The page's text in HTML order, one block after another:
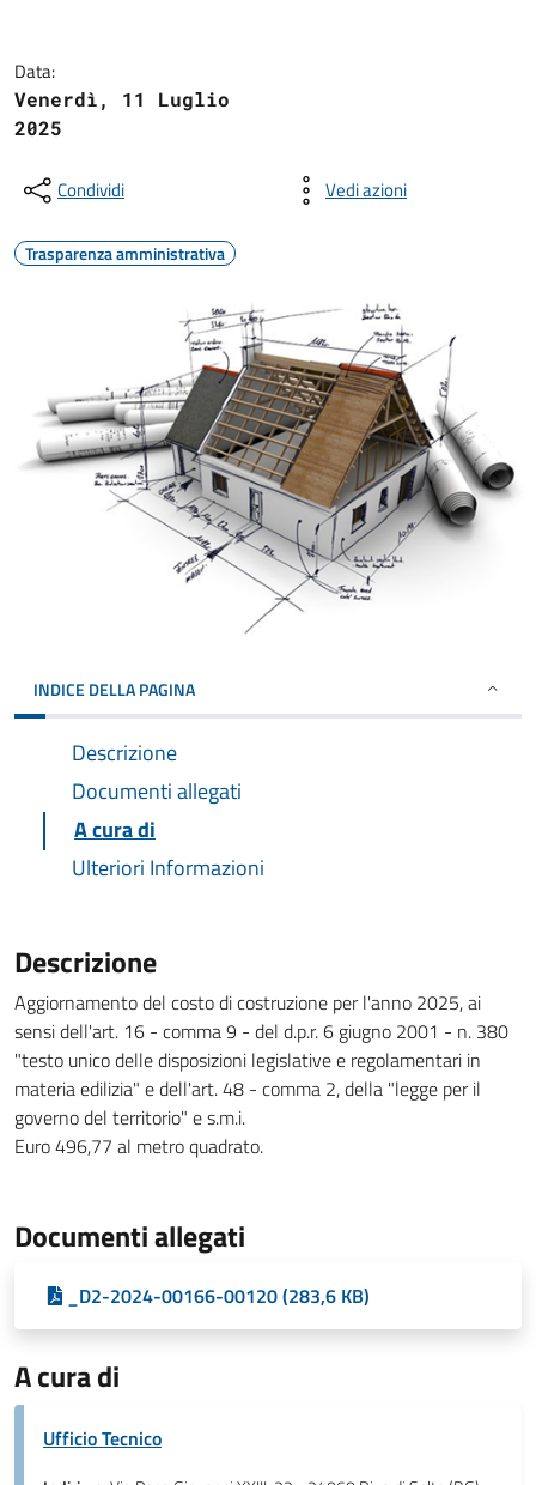
Data:
Venerdì, 11 Luglio
2025
Condividi Vedi azioni
Trasparenza amministrativa
INDICE DELLA PAGINA
Descrizione
Documenti allegati
A cura di
Ulteriori Informazioni
Descrizione
Aggiornamento del costo di costruzione per l'anno 2025, ai
sensi dell'art. 16 - comma 9 - del d.p.r. 6 giugno 2001 - n. 380
"testo unico delle disposizioni legislative e regolamentari in
materia edilizia" e dell'art. 48 - comma 2, della "legge per il
governo del territorio" e s.m.i.
Euro 496,77 al metro quadrato.
Documenti allegati
_D2-2024-00166-00120 (283,6 KB)
A cura di
Ufficio Tecnico